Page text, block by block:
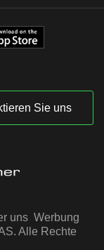
Sie uns
uns Werbung
Alle Rechte